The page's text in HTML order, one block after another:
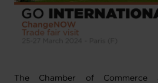
The Chamber of